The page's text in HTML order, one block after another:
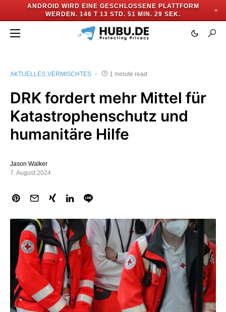
ANDROID WIRD EINE GESCHLOSSENE PLATTFORM
WERDEN. 146 T 13 STD. 51 MIN. 29 SEK.
✕
AKTUELLES VERMISCHTES 1 minute read
DRK fordert mehr Mittel für
Katastrophenschutz und
humanitäre Hilfe
Jason Walker
7. August 2024